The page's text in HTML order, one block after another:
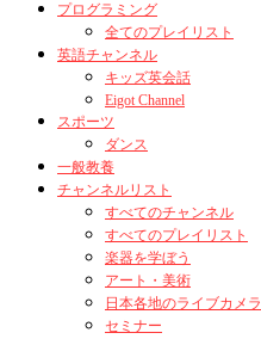
プログラミング
全てのプレイリスト
英語チャンネル
キッズ英会話
Eigot Channel
スポーツ
ダンス
一般教養
チャンネルリスト
すべてのチャンネル
すべてのプレイリスト
楽器を学ぼう
アート・美術
日本各地のライブカメラ
セミナー